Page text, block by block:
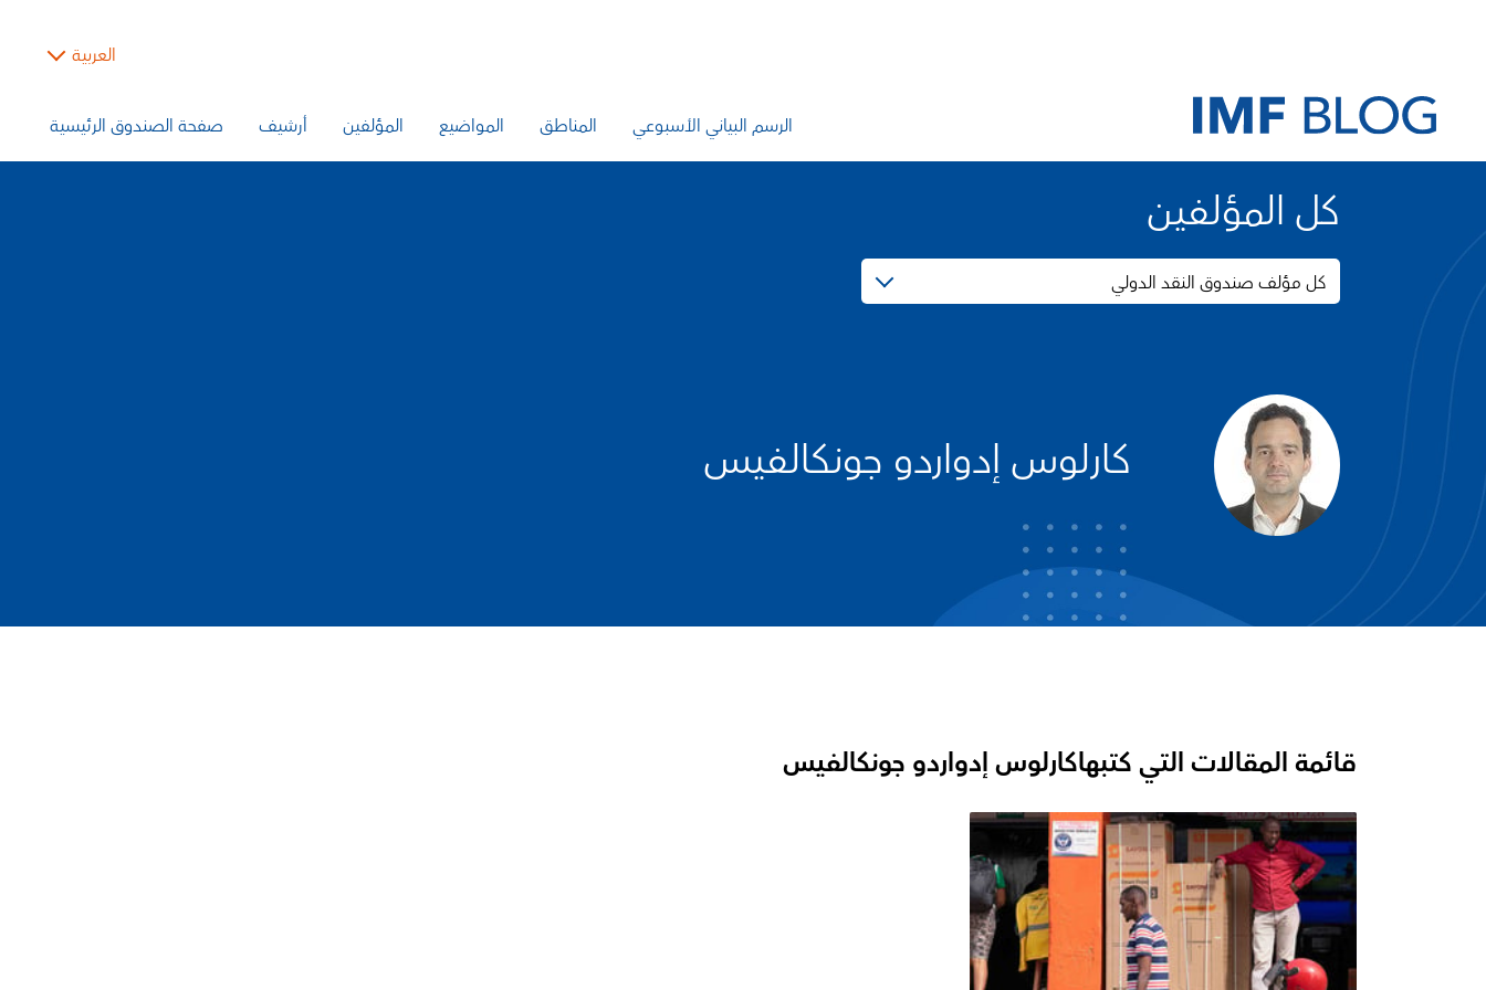
العربية
الرسم البياني الأسبوعي المناطق المواضيع المؤلفين أرشيف صفحة الصندوق الرئيسية
كل المؤلفين
كل مؤلف صندوق النقد الدولي
كارلوس إدواردو جونكالفيس
قائمة المقالات التي كتبهاكارلوس إدواردو جونكالفيس